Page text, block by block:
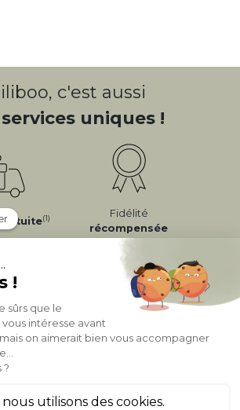
c'est aussi
uniques !
(1)
Fidélité
récompensée
en
Appelez-nous Au
050 92 00 74